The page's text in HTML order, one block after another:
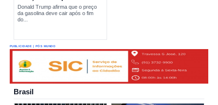
Europa
Donald Trump afirma que o preço
da gasolina deve cair após o fim
do...
PUBLICIDADE | PÓS MUNDO
Brasil